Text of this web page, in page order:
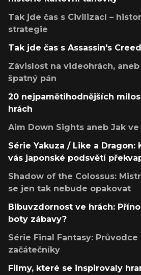
Tak jde čas s Civilizací –
strategie
Tak jde čas s Assassin's
Závislost na videohrách,
špatný pán
20 nejpamětihodnějších
hrách
Aim Down Sights aneb Jak
Série Yakuza / Like a Dragon:
vás japonské podsvětí
Shadow of the Colossus:
se jen tak nebude opakovat
Blbuvzdornost ve hrách:
boty zábavy?
Série Final Fantasy:
začátečníky
Filmy, které se inspirovaly